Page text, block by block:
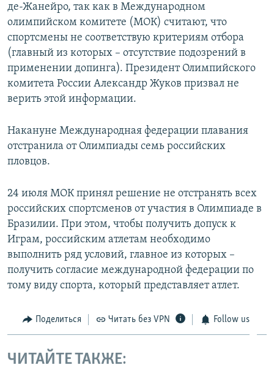
де-Жанейро, так как в Международном
олимпийском комитете (МОК) считают, что
спортсмены не соответствую критериям отбора
(главный из которых – отсутствие подозрений в
применении допинга). Президент Олимпийского
комитета России Александр Жуков призвал не
верить этой информации.
Накануне Международная федерации плавания
отстранила от Олимпиады семь российских
пловцов.
24 июля МОК принял решение не отстранять всех
российских спортсменов от участия в Олимпиаде в
Бразилии. При этом, чтобы получить допуск к
Играм, российским атлетам необходимо
выполнить ряд условий, главное из которых –
получить согласие международной федерации по
тому виду спорта, который представляет атлет.
Поделиться Читать без VPN Follow us
ЧИТАЙТЕ ТАКЖЕ: